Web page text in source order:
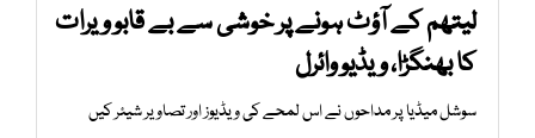
لیتھم کے آؤٹ ہونے پر خوشی سے بے قابو ویرات
کا بھنگڑا، ویڈیو وائرل
سوشل میڈیا پر مداحوں نے اس لمحے کی ویڈیوز اور تصاویر شیئر کیں